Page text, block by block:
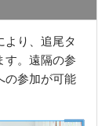
より、追尾タ
す。遠隔の参
の参加が可能